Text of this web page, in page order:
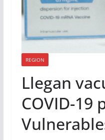
REGION
Llegan
COVID-19